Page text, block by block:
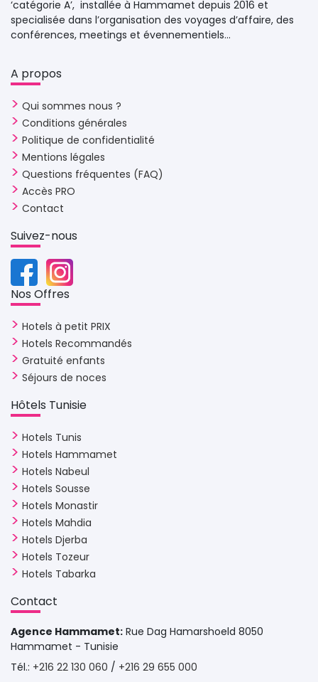
‘catégorie A’, installée à Hammamet depuis 2016 et
specialisée dans l’organisation des voyages d’affaire, des
conférences, meetings et évennementiels...
A propos
Qui sommes nous ?
Conditions générales
Politique de confidentialité
Mentions légales
Questions fréquentes (FAQ)
Accès PRO
Contact
Suivez-nous
Nos Offres
Hotels à petit PRIX
Hotels Recommandés
Gratuité enfants
Séjours de noces
Hôtels Tunisie
Hotels Tunis
Hotels Hammamet
Hotels Nabeul
Hotels Sousse
Hotels Monastir
Hotels Mahdia
Hotels Djerba
Hotels Tozeur
Hotels Tabarka
Contact
Agence Hammamet: Rue Dag Hamarshoeld 8050
Hammamet - Tunisie
Tél.: +216 22 130 060 / +216 29 655 000